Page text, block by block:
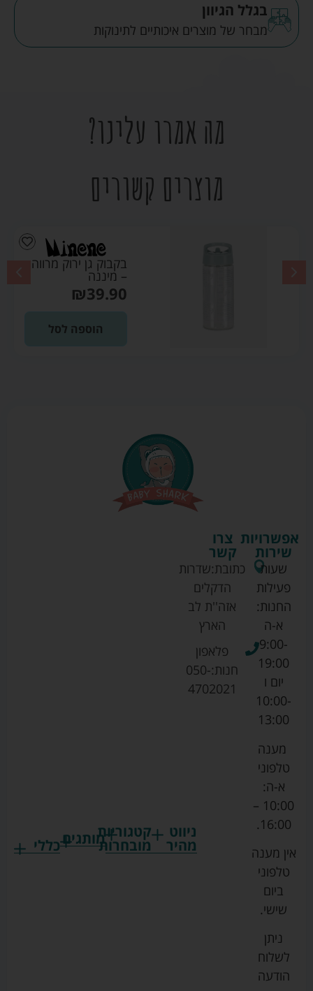
בגלל הגיוון
מבחר של מוצרים איכותיים לתינוקות
מה אמרו עלינו?
מוצרים קשורים
בקבוק גן ירוק מרווה
– מיננה
₪39.90
הוספה לסל
ניווט
מהיר
קטגוריות
מובחרותמותגים
גרקו
כללי
צרו
קשר
כתובת:שדרות
הדקלים
אזה''ת לב
הארץ
פלאפון
חנות:050-
4702021
אפשרויות
שירות
שעות
פעילות
החנות:
א-ה
9:00-
19:00
יום ו
10:00-
13:00
מענה
טלפוני
א-ה:
10:00 –
16:00.
אין מענה
טלפוני
ביום
שישי.
ניתן
לשלוח
הודעה